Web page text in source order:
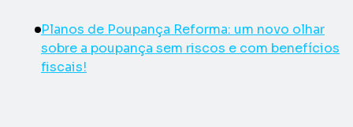
Planos de Poupança Reforma: um novo olhar
sobre a poupança sem riscos e com benefícios
fiscais!